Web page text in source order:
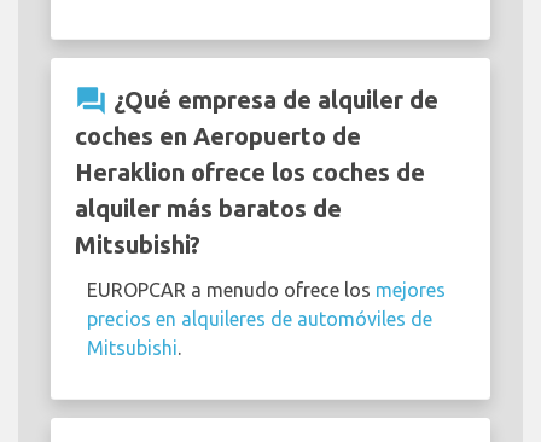
question_answer ¿Qué empresa de alquiler de
coches en Aeropuerto de
Heraklion ofrece los coches de
alquiler más baratos de
Mitsubishi?
EUROPCAR a menudo ofrece los mejores
precios en alquileres de automóviles de
Mitsubishi